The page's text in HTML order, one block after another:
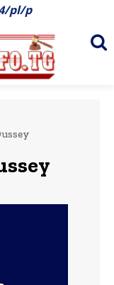
pl/p